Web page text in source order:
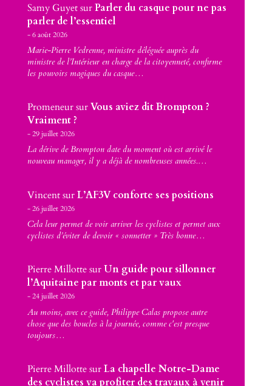
Samy GuyetsurParler du casque pour ne pas
parler de l’essentiel
6 août 2026
Marie-Pierre Vedrenne, ministre déléguée auprès du
ministre de l’Intérieur en charge de la citoyenneté, confirme
les pouvoirs magiques du casque…
PromeneursurVous aviez dit Brompton ?
Vraiment ?
29 juillet 2026
La dérive de Brompton date du moment où est arrivé le
nouveau manager, il y a déjà de nombreuses années.…
VincentsurL’AF3V conforte ses positions
26 juillet 2026
Cela leur permet de voir arriver les cyclistes et permet aux
cyclistes d’éviter de devoir « sonnetter » Très bonne…
Pierre MillottesurUn guide pour sillonner
l’Aquitaine par monts et par vaux
24 juillet 2026
Au moins, avec ce guide, Philippe Calas propose autre
chose que des boucles à la journée, comme c'est presque
toujours…
Pierre MillottesurLa chapelle Notre-Dame
des cyclistes va profiter des travaux à venir